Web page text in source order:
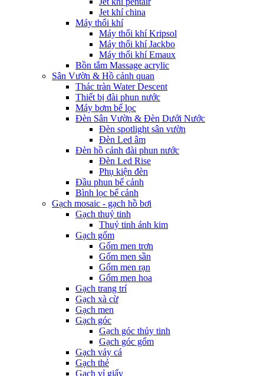
Jet khí china
Máy thổi khí
Máy thổi khí Kripsol
Máy thổi khí Jackbo
Máy thổi khí Emaux
Bồn tắm Massage acrylic
Sân Vườn & Hồ cảnh quan
Thác tràn Water Descent
Thiết bị đài phun nước
Máy bơm bể lọc
Đèn Sân Vườn & Đèn Dưới Nước
Đèn spotlight sân vườn
Đèn Led âm
Đèn hồ cảnh đài phun nước
Đèn Led Rise
Phụ kiện đèn
Đầu phun bể cảnh
Bình lọc bể cảnh
Gạch mosaic - gạch hồ bơi
Gạch thuỷ tinh
Thuỷ tinh ánh kim
Gạch gốm
Gốm men trơn
Gốm men sần
Gốm men rạn
Gốm men hoa
Gạch trang trí
Gạch xà cừ
Gạch men
Gạch góc
Gạch góc thủy tinh
Gạch góc gốm
Gạch vảy cá
Gạch thẻ
Gạch vỉ giấy